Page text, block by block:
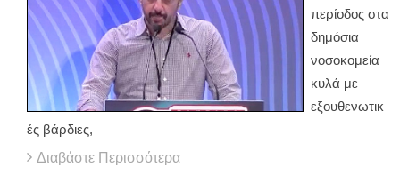
περίοδος στα
δημόσια
νοσοκομεία
κυλά με
εξουθενωτικ
ές βάρδιες,
Διαβάστε Περισσότερα